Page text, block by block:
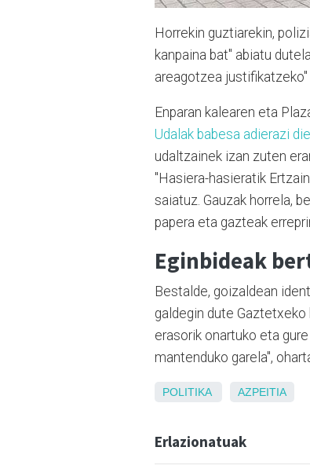
Horrekin guztiarekin,
kanpaina bat" abiatu
areagotzea
Enparan kalearen eta
Udalak babesa adierazi
udaltzainek izan zuten
"Hasiera-hasieratik
saiatuz. Gauzak horrela,
papera eta gazteak
Eginbideak
Bestalde, goizaldean
galdegin dute Gaztetxeko
erasorik onartuko eta
mantenduko garela",
POLITIKA AZPEITIA
Erlazionatuak